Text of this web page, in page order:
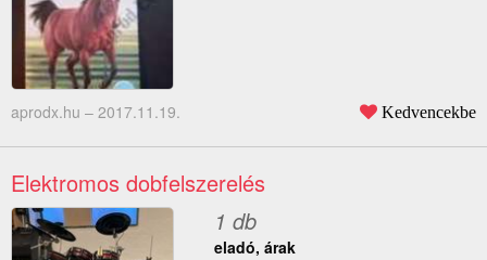
aprodx.hu – 2017.11.19. Kedvencekbe
Elektromos dobfelszerelés
1 db
eladó, árak